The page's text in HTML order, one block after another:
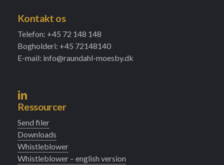
Kontakt os
Telefon: +45 72 148 148
Bogholderi: +45 72148140
E-mail: info@raundahl-moesby.dk
Ressourcer
Send filer
Downloads
Whistleblower
Whistleblower – english version